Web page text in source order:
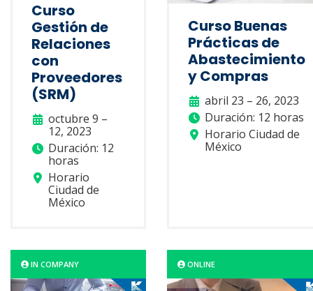
Curso
Gestión de
Relaciones
con
Proveedores
(SRM)
octubre 9 –
12, 2023
Duración: 12
horas
Horario
Ciudad de
México
Curso Buenas
Prácticas de
Abastecimiento
y Compras
abril 23 – 26, 2023
Duración: 12 horas
Horario Ciudad de
México
IN COMPANY ONLINE